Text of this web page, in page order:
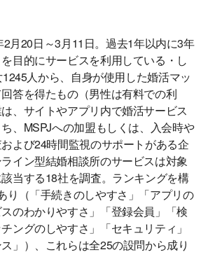
月20日～3月11日。過去1年以内に3年
目的にサービスを利用している・し
人から、自身が使用した婚活マッ
答を得たもの（男性は有料での利
、サイトやアプリ内で婚活サービス
、MSPJへの加盟もしくは、入会時や
よび24時間監視のサポートがある企
イン型結婚相談所のサービスは対象
当する18社を調査。ランキングを構
り（「手続きのしやすさ」「アプリの
のわかりやすさ」「登録会員」「検
ングのしやすさ」「セキュリティ」
」）、これらは全25の設問から成り